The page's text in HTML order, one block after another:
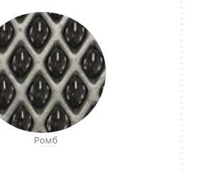
Ромб